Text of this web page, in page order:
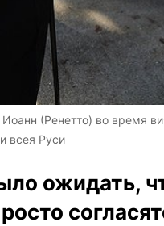
(Ренетто) во время
всея Руси
ожидать,